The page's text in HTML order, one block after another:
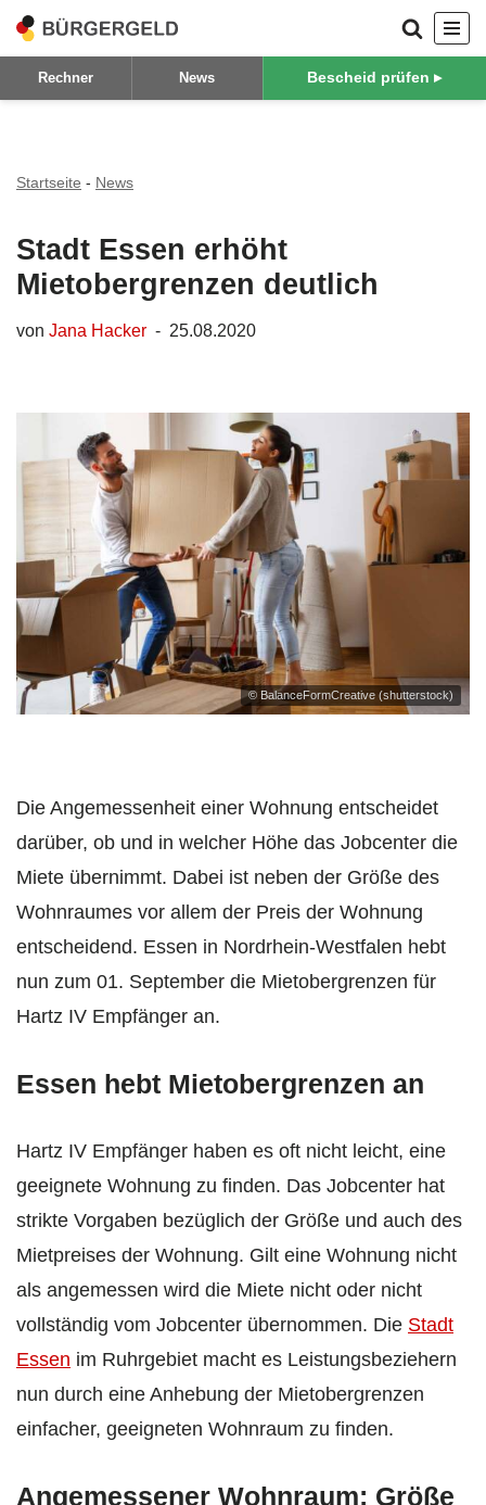
Zum
Inhalt
Rechner News Bescheid prüfen ▸
Startseite - News
Stadt Essen erhöht
Mietobergrenzen deutlich
von Jana Hacker 25.08.2020
© BalanceFormCreative (shutterstock)
Die Angemessenheit einer Wohnung entscheidet
darüber, ob und in welcher Höhe das Jobcenter die
Miete übernimmt. Dabei ist neben der Größe des
Wohnraumes vor allem der Preis der Wohnung
entscheidend. Essen in Nordrhein-Westfalen hebt
nun zum 01. September die Mietobergrenzen für
Hartz IV Empfänger an.
Essen hebt Mietobergrenzen an
Hartz IV Empfänger haben es oft nicht leicht, eine
geeignete Wohnung zu finden. Das Jobcenter hat
strikte Vorgaben bezüglich der Größe und auch des
Mietpreises der Wohnung. Gilt eine Wohnung nicht
als angemessen wird die Miete nicht oder nicht
vollständig vom Jobcenter übernommen. Die Stadt
Essen im Ruhrgebiet macht es Leistungsbeziehern
nun durch eine Anhebung der Mietobergrenzen
einfacher, geeigneten Wohnraum zu finden.
Angemessener Wohnraum: Größe